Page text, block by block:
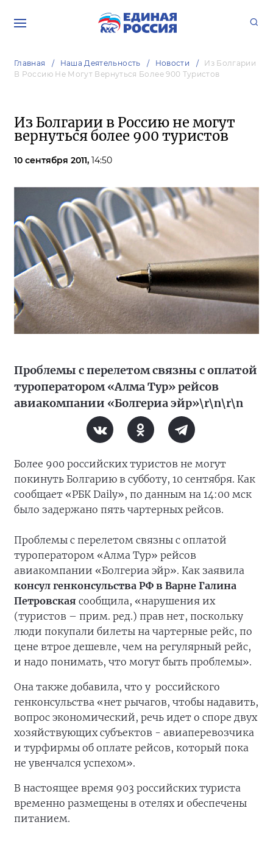
Главная Наша Деятельность Новости
Из Болгарии
В Россию Не Могут Вернуться Более 900 Туристов
Из Болгарии в Россию не могут
вернуться более 900 туристов
10 сентября 2011, 14:50
Проблемы с перелетом связны с оплатой
туроператором «Алма Тур» рейсов
авиакомпании «Болгериа эйр»\r\n\r\n
Более 900 российских туристов не могут
покинуть Болгарию в субботу, 10 сентября. Как
сообщает «РБК Daily», по данным на 14:00 мск
было задержано пять чартерных рейсов.
Проблемы с перелетом связны с оплатой
туроператором «Алма Тур» рейсов
авиакомпании «Болгериа эйр». Как заявила
консул генконсульства РФ в Варне Галина
Петровская сообщила, «нарушения их
(туристов – прим. ред.) прав нет, поскольку
люди покупали билеты на чартерные рейс, по
цене втрое дешевле, чем на регулярный рейс,
и надо понимать, что могут быть проблемы».
Она также добавила, что у российского
генконсульства «нет рычагов, чтобы надавить,
вопрос экономический, речь идет о споре двух
хозяйствующих субъектов - авиаперевозчика
и турфирмы об оплате рейсов, который пока
не увенчался успехом».
В настоящее время 903 российских туриста
временно размещены в отелях и обеспечены
питанием.